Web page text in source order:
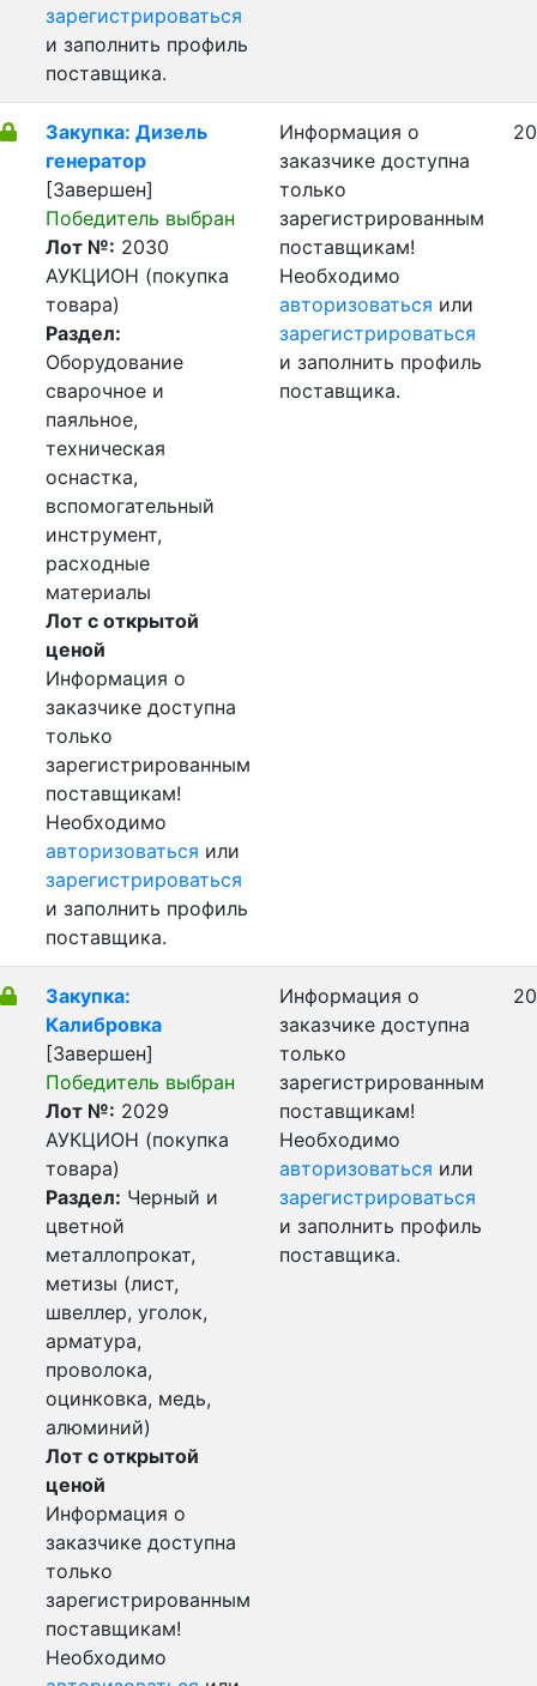
зарегистрироваться
и заполнить профиль
поставщика.
Закупка: Дизель
генератор
[Завершен]
Победитель выбран
Лот №: 2030
АУКЦИОН (покупка
товара)
Раздел:
Оборудование
сварочное и
паяльное,
техническая
оснастка,
вспомогательный
инструмент,
расходные
материалы
Лот с открытой
ценой
Информация о
заказчике доступна
только
зарегистрированным
поставщикам!
Необходимо
авторизоваться или
зарегистрироваться
и заполнить профиль
поставщика.
Информация о
заказчике доступна
только
зарегистрированным
поставщикам!
Необходимо
авторизоваться или
зарегистрироваться
и заполнить профиль
поставщика.
Закупка:
Калибровка
[Завершен]
Победитель выбран
Лот №: 2029
АУКЦИОН (покупка
товара)
Раздел: Черный и
цветной
металлопрокат,
метизы (лист,
швеллер, уголок,
арматура,
проволока,
оцинковка, медь,
алюминий)
Лот с открытой
ценой
Информация о
заказчике доступна
только
зарегистрированным
поставщикам!
Необходимо
Информация о
заказчике доступна
только
зарегистрированным
поставщикам!
Необходимо
авторизоваться или
зарегистрироваться
и заполнить профиль
поставщика.